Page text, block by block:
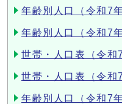
年齢別人口（令和7
年齢別人口（令和7
世帯・人口表（令和
世帯・人口表（令和
年齢別人口（令和7